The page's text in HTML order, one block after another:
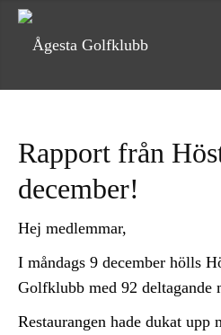
Rapport från
december!
Hej medlemmar,
I måndags 9 december hölls
Golfklubb med 92 deltagande
Restaurangen hade dukat